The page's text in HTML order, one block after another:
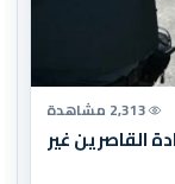
2,313 مشاهدة
القاصرين غير